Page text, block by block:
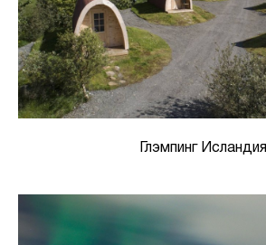
Глэмпинг Исландия